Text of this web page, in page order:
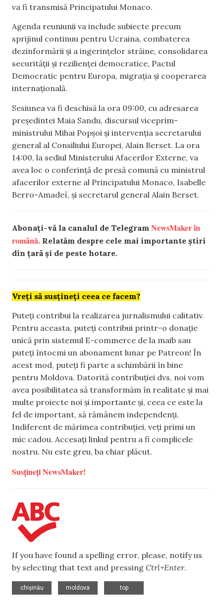
va fi transmisă Principatului Monaco.
Agenda reuniunii va include subiecte precum
sprijinul continuu pentru Ucraina, combaterea
dezinformării și a ingerințelor străine, consolidarea
securității și rezilienței democratice, Pactul
Democratic pentru Europa, migrația și cooperarea
internațională.
Sesiunea va fi deschisă la ora 09:00, cu adresarea
președintei Maia Sandu, discursul viceprim-
ministrului Mihai Popșoi și intervenția secretarului
general al Consiliului Europei, Alain Berset. La ora
14:00, la sediul Ministerului Afacerilor Externe, va
avea loc o conferință de presă comună cu ministrul
afacerilor externe al Principatului Monaco, Isabelle
Berro-Amadeï, și secretarul general Alain Berset.
Abonați-vă la canalul de Telegram NewsMaker în
română. Relatăm despre cele mai importante știri
din țară și de peste hotare.
Vreți să susțineți ceea ce facem?
Puteți contribui la realizarea jurnalismului calitativ.
Pentru aceasta, puteți contribui printr-o donație
unică prin sistemul E-commerce de la maib sau
puteți întocmi un abonament lunar pe Patreon! În
acest mod, puteți fi parte a schimbării în bine
pentru Moldova. Datorită contribuției dvs, noi vom
avea posibilitatea să transformăm în realitate și mai
multe proiecte noi și importante și, ceea ce este la
fel de important, să rămânem independenți.
Indiferent de mărimea contribuției, veți primi un
mic cadou. Accesați linkul pentru a fi complicele
nostru. Nu este greu, ba chiar plăcut.
Susțineți NewsMaker!
If you have found a spelling error, please, notify us
by selecting that text and pressing Ctrl+Enter.
chișinău
moldova
top